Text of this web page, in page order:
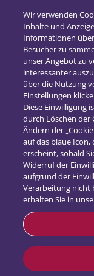
2019(12)
2018(16)
2017(21)
Kontakt
Datenschutz
Impressum
Wir verwenden
Inhalte und
Informationen
Besucher zu
unser Angebot zu
interessanter
über die Nutzung
Einstellungen
Diese Einwilligung
durch Löschen der
Ändern der
auf das blaue
erscheint, sobald
Widerruf der
aufgrund der
Verarbeitung nicht
erhalten Sie in